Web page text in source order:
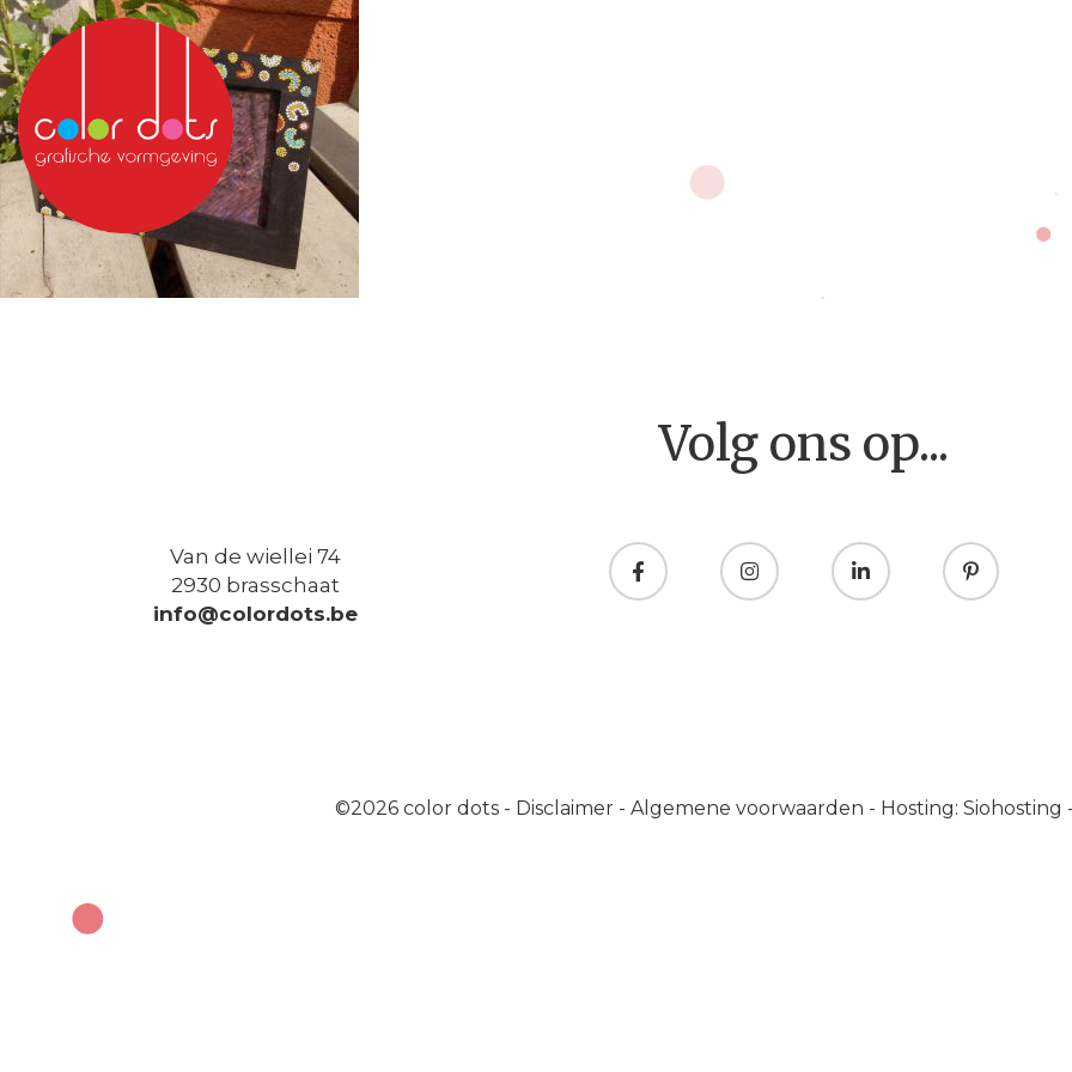
Volg ons op...
Van de wiellei 74
2930 brasschaat
info@colordots.be
©2026 color dots - Disclaimer - Algemene voorwaarden - Hosting: Siohosting -